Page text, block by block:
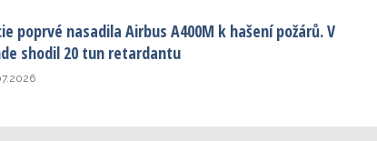
poprvé nasadila Airbus A400M k hašení požárů. V
shodil 20 tun retardantu